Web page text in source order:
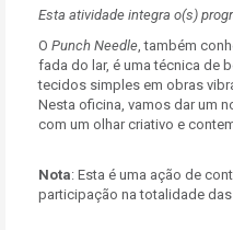
Esta atividade integra o(s)
O Punch Needle, também
fada do lar, é uma técnica de
tecidos simples em obras
Nesta oficina, vamos dar um
com um olhar criativo e
Nota: Esta é uma ação de
participação na totalidade